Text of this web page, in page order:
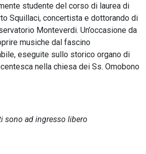
studente del corso di laurea di
Squillaci, concertista e dottorando di
Monteverdi. Un’occasione da
musiche dal fascino
eseguite sullo storico organo di
nella chiesa dei Ss. Omobono
sono ad ingresso libero